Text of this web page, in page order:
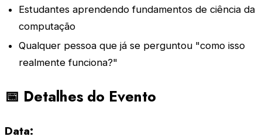
Estudantes aprendendo fundamentos de ciência da
computação
Qualquer pessoa que já se perguntou "como isso
realmente funciona?"
📅 Detalhes do Evento
Data: